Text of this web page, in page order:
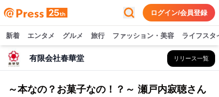
ログイン/会員登録
新着 エンタメ グルメ 旅行 ファッション・美容 ライフスタ
有限会社春華堂 リリース一覧
～本なの？お菓子なの！？～ 瀬戸内寂聴さん